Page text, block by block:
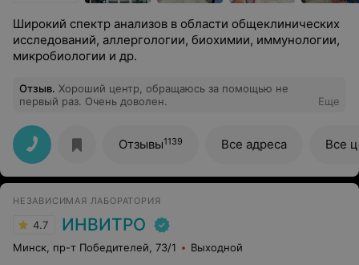
Широкий спектр анализов в области общеклинических
исследований, аллергологии, биохимии, иммунологии,
микробиологии и др.
Отзыв. Хороший центр, обращаюсь за помощью не
первый раз. Очень доволен.
Еще
Отзывы1139 Все адреса Все
НЕЗАВИСИМАЯ ЛАБОРАТОРИЯ
4.7 ИНВИТРО
Минск, пр-т Победителей, 73/1 Выходной